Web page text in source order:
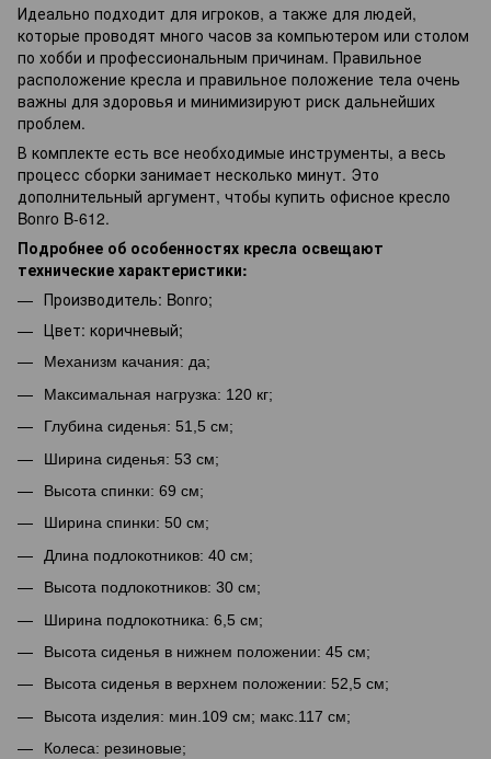
Идеально подходит для игроков, а также для людей,
которые проводят много часов за компьютером или столом
по хобби и профессиональным причинам. Правильное
расположение кресла и правильное положение тела очень
важны для здоровья и минимизируют риск дальнейших
проблем.
В комплекте есть все необходимые инструменты, а весь
процесс сборки занимает несколько минут. Это
дополнительный аргумент, чтобы купить офисное кресло
Bonro B-612.
Подробнее об особенностях кресла освещают
технические характеристики:
Производитель: Bonro;
Цвет: коричневый;
Механизм качания: да;
Максимальная нагрузка: 120 кг;
Глубина сиденья: 51,5 см;
Ширина сиденья: 53 см;
Высота спинки: 69 см;
Ширина спинки: 50 см;
Длина подлокотников: 40 см;
Высота подлокотников: 30 см;
Ширина подлокотника: 6,5 см;
Высота сиденья в нижнем положении: 45 см;
Высота сиденья в верхнем положении: 52,5 см;
Высота изделия: мин.109 см; макс.117 см;
Колеса: резиновые;